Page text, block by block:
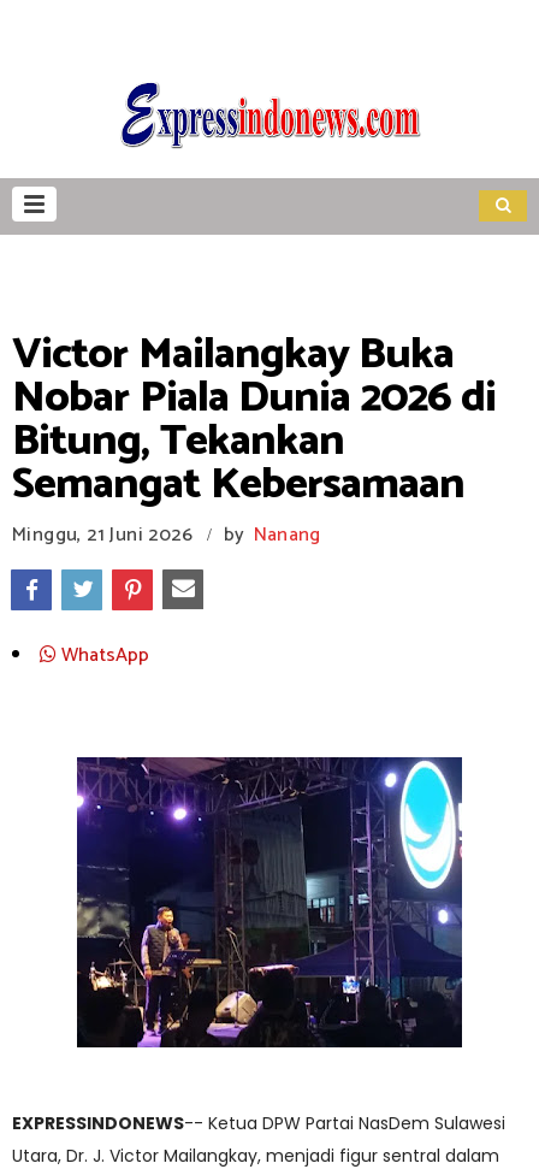
Victor Mailangkay Buka
Nobar Piala Dunia 2026 di
Bitung, Tekankan
Semangat Kebersamaan
Minggu, 21 Juni 2026 / by Nanang
WhatsApp
EXPRESSINDONEWS-- Ketua DPW Partai NasDem Sulawesi
Utara, Dr. J. Victor Mailangkay, menjadi figur sentral dalam